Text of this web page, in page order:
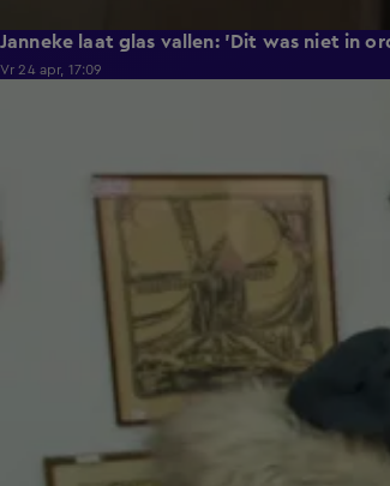
Janneke laat glas vallen: 'Dit was niet in
Vr 24 apr, 17:09